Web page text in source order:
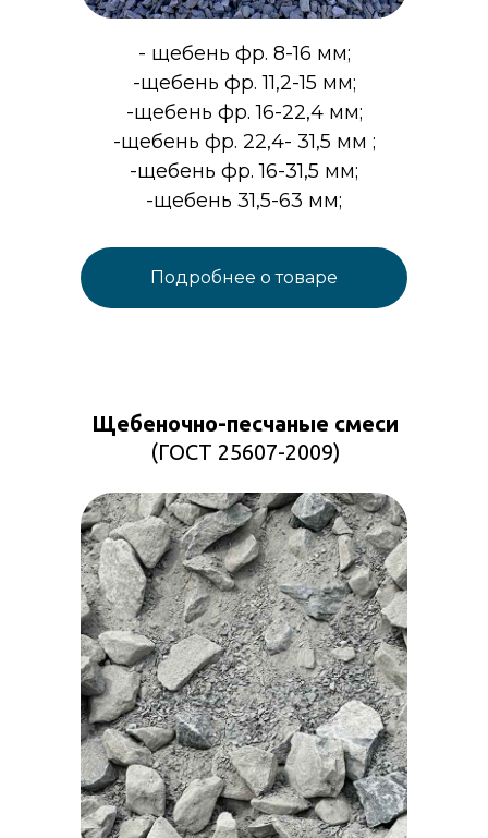
- щебень фр. 8-16 мм;
-щебень фр. 11,2-15 мм;
-щебень фр. 16-22,4 мм;
-щебень фр. 22,4- 31,5 мм ;
-щебень фр. 16-31,5 мм;
-щебень 31,5-63 мм;
Подробнее о товаре
Щебеночно-песчаные смеси
(ГОСТ 25607-2009)